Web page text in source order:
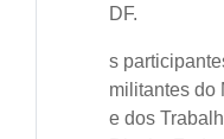
DF.
s
militantes do
e dos